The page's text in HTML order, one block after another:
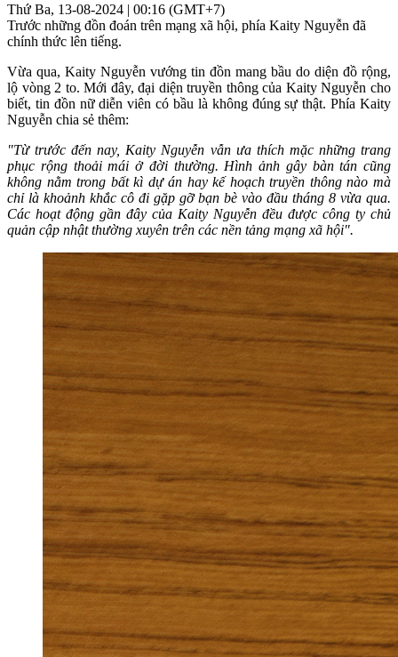
Thứ Ba, 13-08-2024 | 00:16 (GMT+7)
Trước những đồn đoán trên mạng xã hội, phía Kaity Nguyễn đã
chính thức lên tiếng.
Vừa qua, Kaity Nguyễn vướng tin đồn mang bầu do diện đồ rộng,
lộ vòng 2 to. Mới đây, đại diện truyền thông của Kaity Nguyễn cho
biết, tin đồn nữ diễn viên có bầu là không đúng sự thật. Phía Kaity
Nguyễn chia sẻ thêm:
"Từ trước đến nay, Kaity Nguyễn vẫn ưa thích mặc những trang
phục rộng thoải mái ở đời thường. Hình ảnh gây bàn tán cũng
không nằm trong bất kì dự án hay kế hoạch truyền thông nào mà
chỉ là khoảnh khắc cô đi gặp gỡ bạn bè vào đầu tháng 8 vừa qua.
Các hoạt động gần đây của Kaity Nguyễn đều được công ty chủ
quản cập nhật thường xuyên trên các nền tảng mạng xã hội".